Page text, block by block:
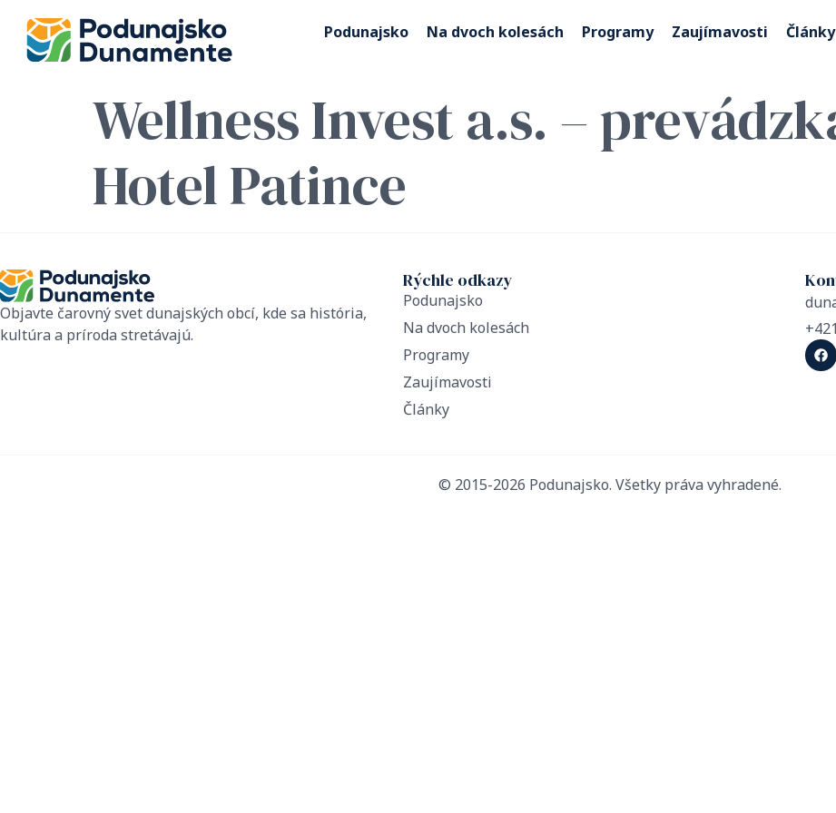
Podunajsko Na dvoch kolesách Programy Zaujímavosti Články
Wellness Invest a.s. –
Hotel Patince
Objavte čarovný svet dunajských obcí, kde sa história,
kultúra a príroda stretávajú.
Rýchle odkazy
Podunajsko
Na dvoch kolesách
Programy
Zaujímavosti
Články
© 2015-2026 Podunajsko. Všetky práva vyhradené.